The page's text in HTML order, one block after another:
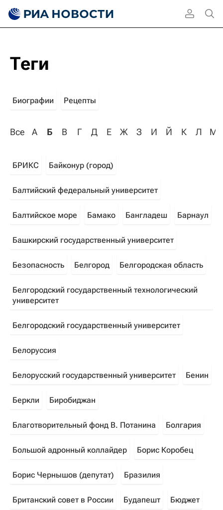
Теги
Биографии Рецепты
Все А Б В Г Д Е Ж З И Й К Л М
БРИКС Байконур (город)
Балтийский федеральный университет
Балтийское море Бамако Бангладеш Барнаул
Башкирский государственный университет
Безопасность Белгород Белгородская область
Белгородский государственный технологический
университет
Белгородский государственный университет
Белоруссия
Белорусский государственный университет Бенин
Беркли Биробиджан
Благотворительный фонд В. Потанина Болгария
Большой адронный коллайдер Борис Коробец
Борис Чернышов (депутат) Бразилия
Британский совет в России Будапешт Бюджет